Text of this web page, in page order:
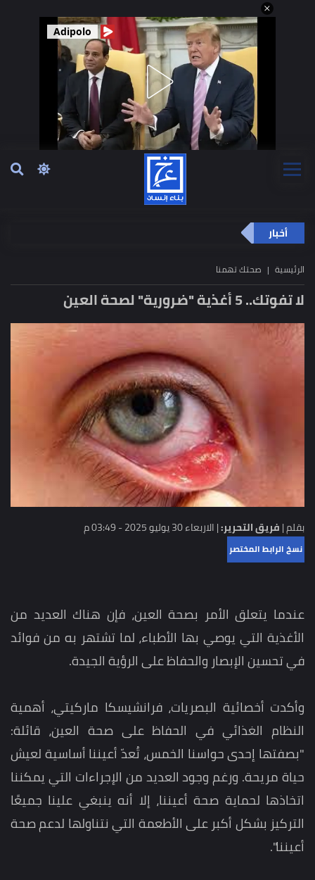
Adipolo
أخبار
الرئيسية صحتك تهمنا
لا تفوتك.. 5 أغذية "ضرورية" لصحة العين
بقلم |فريق التحرير:|الاربعاء 30 يوليو 2025 - 03:49 م
نسخ الرابط المختصر
عندما يتعلق الأمر بصحة العين، فإن هناك العديد من
الأغذية التي يوصي بها الأطباء، لما تشتهر به من فوائد
في تحسين الإبصار والحفاظ على الرؤية الجيدة.
وأكدت أخصائية البصريات، فرانشيسكا ماركيتي، أهمية
النظام الغذائي في الحفاظ على صحة العين، قائلة:
"بصفتها إحدى حواسنا الخمس، تُعدّ أعيننا أساسية لعيش
حياة مريحة. ورغم وجود العديد من الإجراءات التي يمكننا
اتخاذها لحماية صحة أعيننا، إلا أنه ينبغي علينا جميعًا
التركيز بشكل أكبر على الأطعمة التي نتناولها لدعم صحة
أعيننا".